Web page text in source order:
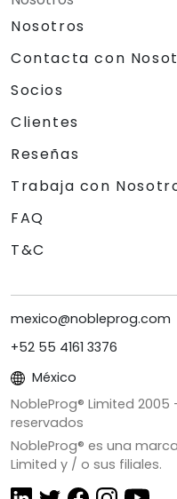
Nosotros
Contacta con
Socios
Clientes
Reseñas
Trabaja con
FAQ
T&C
mexico@nobleprog.com
+52 55 4161 3376
México
NobleProg® Limited 2005
reservados
NobleProg® es una
Limited y / o sus filiales.